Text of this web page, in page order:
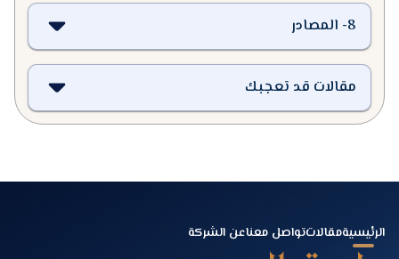
8
- المصادر
مقالات قد تعجبك
الرئيسيةمقالاتتواصل معناعن الشركة